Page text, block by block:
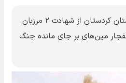
فرمانده مرزبانی استان کردستان از شهادت ۲ مرزبان
مین‌های بر جا‌ی مانده جنگ